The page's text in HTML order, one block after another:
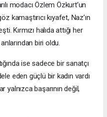
modacı Özlem Özkurt’un
kamaştırıcı kıyafet, Naz’ın
Kırmızı halıda attığı her
biri oldu.
ise sadece bir sanatçı
eden güçlü bir kadın vardı
yalnızca başarının değil,